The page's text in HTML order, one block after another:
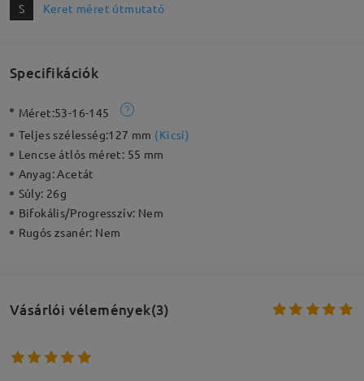
S Keret méret útmutató
Specifikációk
Méret:53-16-145
Teljes szélesség:127 mm (Kicsi)
Lencse átlós méret: 55 mm
Anyag:Acetát
Súly: 26g
Bifokális/Progresszív: Nem
Rugós zsanér: Nem
Vásárlói vélemények(3)